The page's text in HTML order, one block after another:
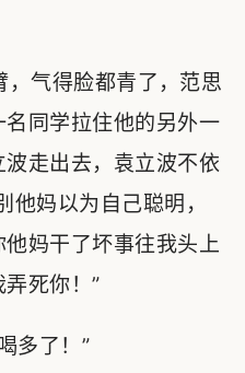
气得脸都青了，范思
同学拉住他的另外一
走出去，袁立波不依
他妈以为自己聪明，
妈干了坏事往我头上
死你！”
多了！”